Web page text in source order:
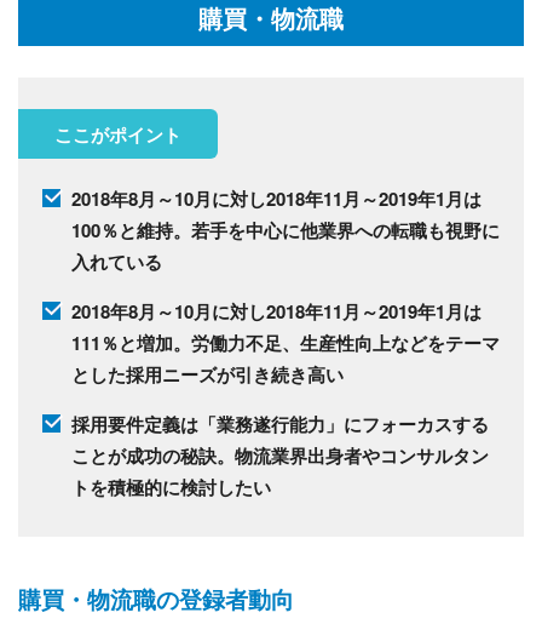
購買・物流職
ここがポイント
2018年8月～10月に対し2018年11月～2019年1月は
100％と維持。若手を中心に他業界への転職も視野に
入れている
2018年8月～10月に対し2018年11月～2019年1月は
111％と増加。労働力不足、生産性向上などをテーマ
とした採用ニーズが引き続き高い
採用要件定義は「業務遂行能力」にフォーカスする
ことが成功の秘訣。物流業界出身者やコンサルタン
トを積極的に検討したい
購買・物流職の登録者動向